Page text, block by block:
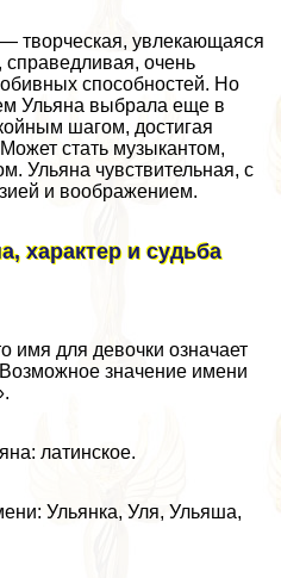
творческая, увлекающаяся
очень
способностей. Но
Ульяна выбрала еще в
шагом, достигая
стать музыкантом,
Ульяна чувствительная, с
и воображением.
хаpaктер и судьба
имя для дeвoчки означает
значение имени
латинское.
Ульянка, Уля, Ульяша,